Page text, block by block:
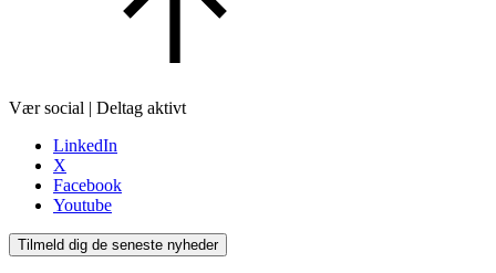
Vær social | Deltag aktivt
LinkedIn
X
Facebook
Youtube
Tilmeld dig de seneste nyheder